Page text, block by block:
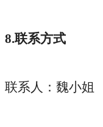
8.联系方式
联系人：魏小姐